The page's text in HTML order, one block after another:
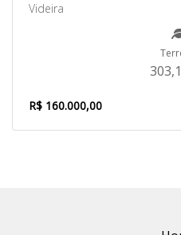
Videira
R$ 160.000,00